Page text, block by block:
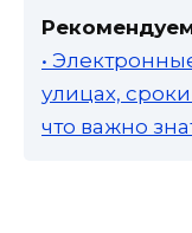
•
улицах,
что важно